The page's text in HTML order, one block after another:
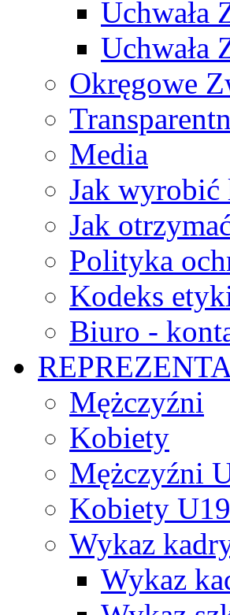
Uchwała
Uchwała
Okręgowe
Media
Jak wyrobić
Jak
Polityka
Kodeks
Biuro -
Mężczyźni
Kobiety
Mężczyźni
Kobiety U19
Wykaz
Wykaz